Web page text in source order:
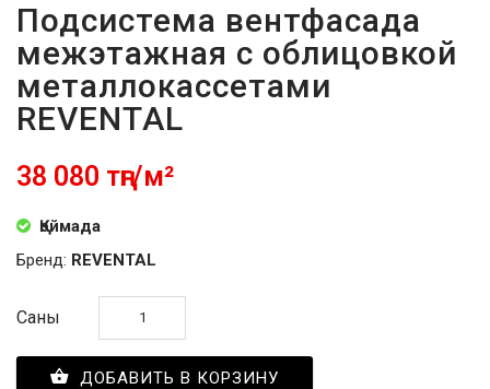
Подсистема вентфасада
межэтажная с облицовкой
металлокассетами
REVENTAL
38 080 тңг/м²
Қоймада
Бренд: REVENTAL
Саны
ДОБАВИТЬ В КОРЗИНУ